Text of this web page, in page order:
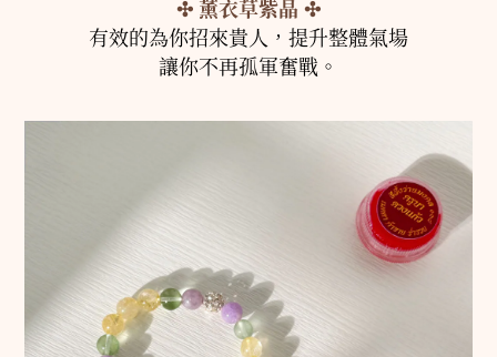
✣ 薰衣草紫晶 ✣
有效的為你招來貴人，提升整體氣場
讓你不再孤軍奮戰。